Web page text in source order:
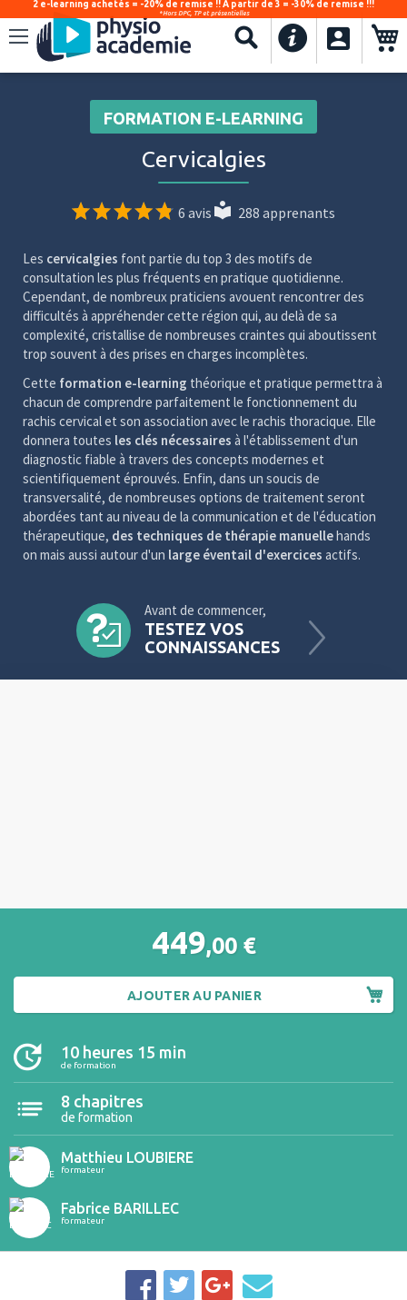
Recherche
2 e-learning achetés = -20% de remise !! À partir de 3 = -30% de remise !!!
*Hors DPC, TP et présentielles
.
FORMATION E-LEARNING
Cervicalgies
6 avis 288 apprenants
Les cervicalgies font partie du top 3 des motifs de
consultation les plus fréquents en pratique quotidienne.
Cependant, de nombreux praticiens avouent rencontrer des
difficultés à appréhender cette région qui, au delà de sa
complexité, cristallise de nombreuses craintes qui aboutissent
trop souvent à des prises en charges incomplètes.
Cette formation e-learning théorique et pratique permettra à
chacun de comprendre parfaitement le fonctionnement du
rachis cervical et son association avec le rachis thoracique. Elle
donnera toutes les clés nécessaires à l'établissement d'un
diagnostic fiable à travers des concepts modernes et
scientifiquement éprouvés. Enfin, dans un soucis de
transversalité, de nombreuses options de traitement seront
abordées tant au niveau de la communication et de l'éducation
thérapeutique, des techniques de thérapie manuellehands
on mais aussi autour d'un large éventail d'exercices actifs.
Avant de commencer,
TESTEZ VOS
CONNAISSANCES
10 heures 15 min
de formation
8 chapitres
de formation
Matthieu LOUBIERE
formateur
Fabrice BARILLEC
formateur
449,00 €
AJOUTER AU PANIER